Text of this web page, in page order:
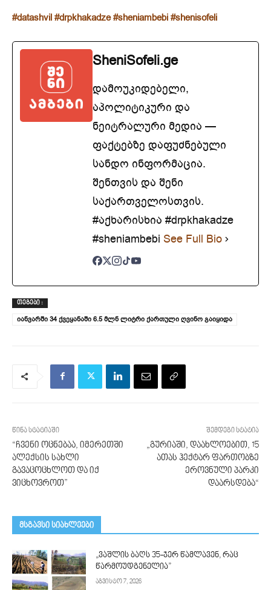
#datashvil #drpkhakadze #sheniambebi #shenisofeli
SheniSofeli.ge
დამოუკიდებელი,
აპოლიტიკური და
ნეიტრალური მედია —
ფაქტებზე დაფუძნებული
სანდო ინფორმაცია.
შენთვის და შენი
საქართველოსთვის.
#აქხარისხია #drpkhakadze
#sheniambebi See Full Bio
ᲗᲔᲒᲔᲑᲘ :
იანვარში 34 ქვეყანაში 6.5 მლნ ლიტრი ქართული ღვინო გაიყიდა
წინა სტატიაში
“ჩვენი ოცნებაა, იმერეთში
ალექსის სახლი
გავაცოცხლოთ და იქ
ვიცხოვროთ”
შემდეგი სტატია
„გურიაში, დაახლოებით, 15
ათას ჰექტარ ფართობზე
ეროვნული პარკი
დაარსდება“
მსგავსი სიახლეები
„ვაშლის ბაღს 35-ჯერ წამლავენ, რაც
წარმოუდგენელია”
აგვისტო 7, 2026